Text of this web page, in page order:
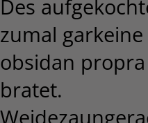
Des
zumal
obsidan
bratet.